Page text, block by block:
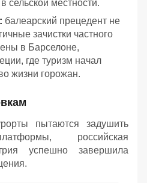
сельской местности.
балеарский прецедент не
зачистки частного
в Барселоне,
где туризм начал
жизни горожан.
пытаются задушить
российская
успешно завершила